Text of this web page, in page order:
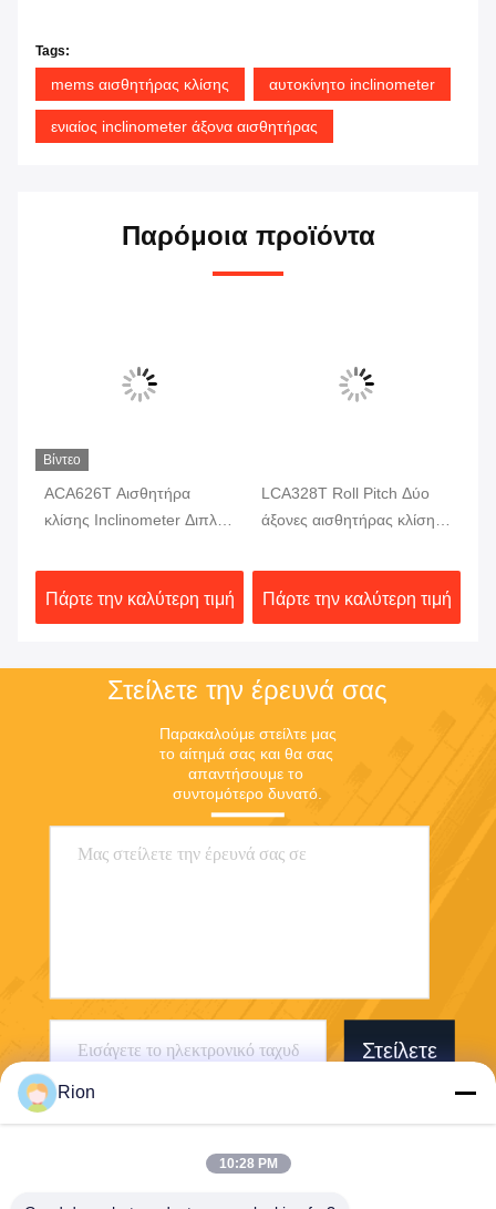
Tags:
mems αισθητήρας κλίσης αυτοκίνητο inclinometer
ενιαίος inclinometer άξονα αισθητήρας
Παρόμοια προϊόντα
Βίντεο
ACA626T Αισθητήρα
κλίσης Inclinometer Διπλό
Πάρτε την καλύτερη τιμή
LCA328T Roll Pitch Δύο
άξονες αισθητήρας κλίσης
έξοδος ψηφιακό μετρητή
κλίσης
Πάρτε την καλύτερη τιμή
Στείλετε την έρευνά σας
Παρακαλούμε στείλτε μας
το αίτημά σας και θα σας
απαντήσουμε το
συντομότερο δυνατό.
Στείλετε
Rion
10:28 PM